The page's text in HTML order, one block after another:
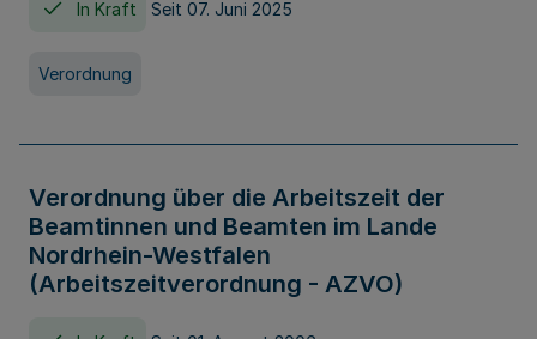
In Kraft Seit 07. Juni 2025
Verordnung
Verordnung über die Arbeitszeit der
Beamtinnen und Beamten im Lande
Nordrhein-Westfalen
(Arbeitszeitverordnung - AZVO)